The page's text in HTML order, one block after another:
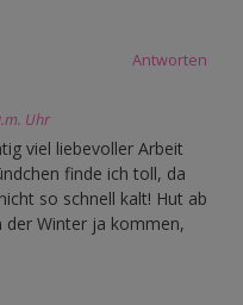
Antworten
Uhr
viel liebevoller Arbeit
finde ich toll, da
so schnell kalt! Hut ab
der Winter ja kommen,